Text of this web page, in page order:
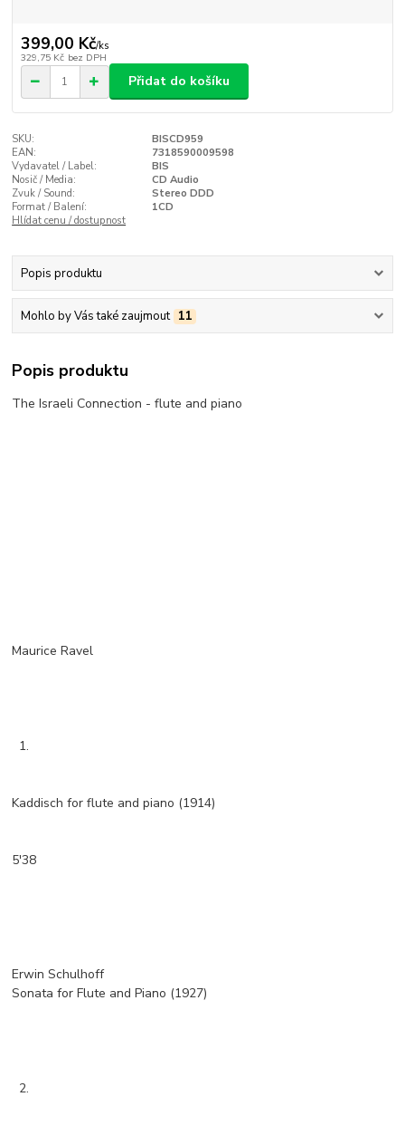
399,00 Kč/ks
329,75 Kč bez DPH
Přidat do košíku
SKU:
BISCD959
EAN:
7318590009598
Vydavatel / Label:
BIS
Nosič / Media:
CD Audio
Zvuk / Sound:
Stereo DDD
Format / Balení:
1CD
Hlídat cenu / dostupnost
Popis produktu
Mohlo by Vás také zaujmout 11
Popis produktu
The Israeli Connection - flute and piano
Maurice Ravel
1.
Kaddisch for flute and piano (1914)
5'38
Erwin Schulhoff
Sonata for Flute and Piano (1927)
2.